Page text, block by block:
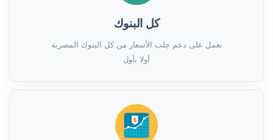
كل البنوك
نعمل على دعم جلب الأسعار من كل البنوك المصرية
أولا بأول